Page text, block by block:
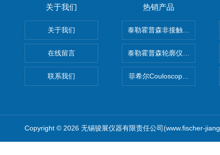
关于我们
关于我们
在线留言
联系我们
热销产品
泰勒霍普森非接触式轮廓仪
泰勒霍普森轮廓仪|TAYLOR
菲希尔Couloscope CMS2电
Copyright © 2026 无锡骏展仪器有限责任公司(www.fischer-